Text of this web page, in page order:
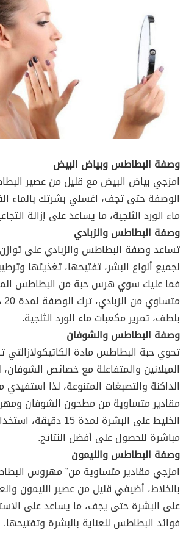
وصفة البطاطس وبياض البيض
امزجي بياض البيض مع قليل من عصير
الوصفة حتى تجف، اغسلي بشرتك بالماء
ماء الورد الثلجية، ما يساعد على إزالة
وصفة البطاطس والزبادي
تساعد وصفة البطاطس والزبادي على
لجميع أنواع البشر، تفتيحها، تغذيتها
فما عليك سوي هرس حبة من البطاطس
بلطف، تمرير مكعبات ماء الورد الثلجية.
وصفة البطاطس والشوفان
تحوي حبة البطاطس مادة الكاتيكولازالتي
الميلانين والمتفاعلة مع خصائص الشوفان،
الداكنة والتصبغات المتنوعة، لذا
مقادير متساوية من مطحون الشوفان
الخليط على البشرة لمدة 15
مباشرة للحصول على أفضل النتائج.
وصفة البطاطس والليمون
امزجي مقادير متساوية من” مهروس
بالخلاط، أضيفي قليل من عصير الليمون
على البشرة حتى يجف، ما يساعد على
فوائد البطاطس للعناية بالبشرة وتفتيحها.